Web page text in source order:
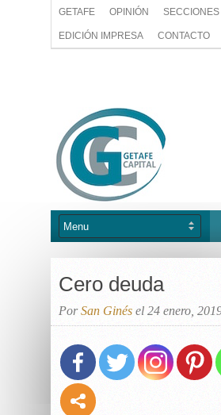
GETAFE OPINIÓN SECCIONES
EDICIÓN IMPRESA CONTACTO
Cero deuda
PorSan Ginés el 24 enero,